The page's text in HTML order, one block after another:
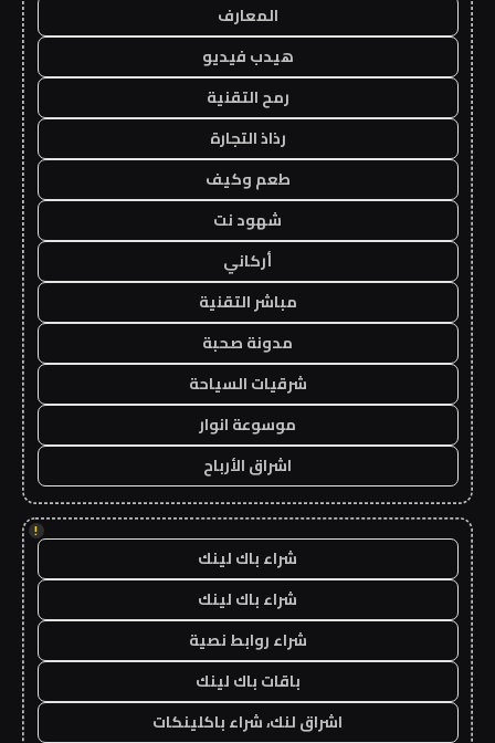
المعارف
هيدب فيديو
رمح التقنية
رذاذ التجارة
طعم وكيف
شهود نت
أركاني
مباشر التقنية
مدونة صحبة
شرقيات السياحة
موسوعة انوار
اشراق الأرباح
!
شراء باك لينك
شراء باك لينك
شراء روابط نصية
باقات باك لينك
اشراق لنك، شراء باكلينكات